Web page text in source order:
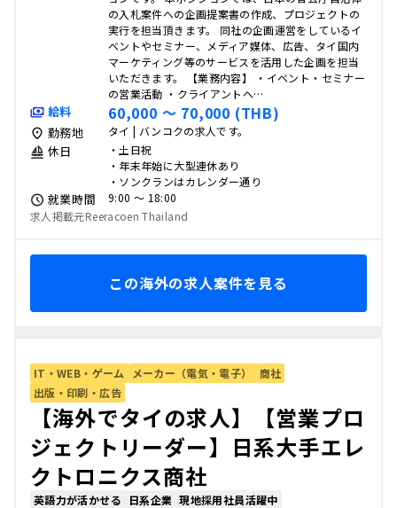
の入札案件への企画提案書の作成、プロジェクトの
実行を担当頂きます。 同社の企画運営をしているイ
ベントやセミナー、メディア媒体、広告、タイ国内
マーケティング等のサービスを活用した企画を担当
いただきます。 【業務内容】 ・イベント・セミナー
の営業活動 ・クライアントへ…
給料 60,000 〜 70,000 (THB)
勤務地 タイ | バンコクの求人です。
休日
・土日祝
・年末年始に大型連休あり
・ソンクランはカレンダー通り
就業時間
9:00 〜 18:00
求人掲載元Reeracoen Thailand
この海外の求人案件を見る
IT・WEB・ゲーム メーカー（電気・電子）
商社
出版・印刷・広告
【海外でタイの求人】【営業プロ
ジェクトリーダー】日系大手エレ
クトロニクス商社
英語力が活かせる 日系企業 現地採用社員活躍中